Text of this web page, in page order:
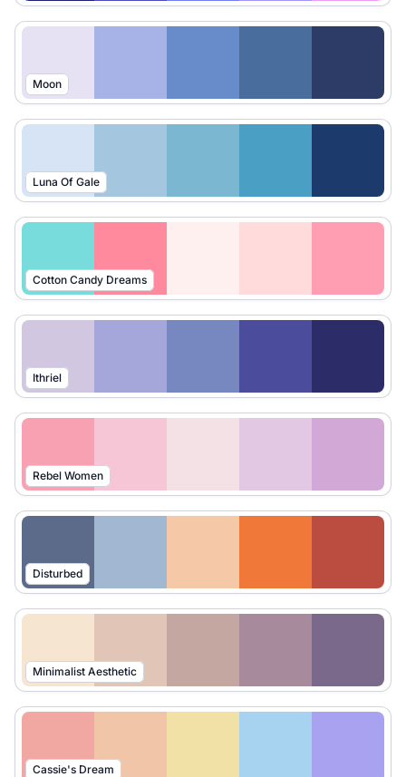
Moon
Luna Of Gale
Cotton Candy Dreams
Ithriel
Rebel Women
Disturbed
Minimalist Aesthetic
Cassie's Dream